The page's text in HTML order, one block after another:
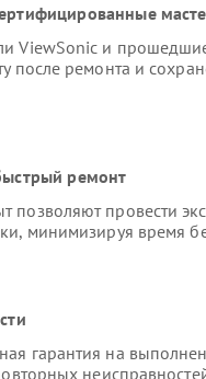
ViewSonic и
после ремонта и
ремонт
провести
минимизируя время
гарантия на